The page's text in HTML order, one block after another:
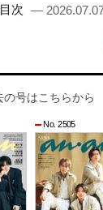
次 —
の号はこちらから
No. 2505